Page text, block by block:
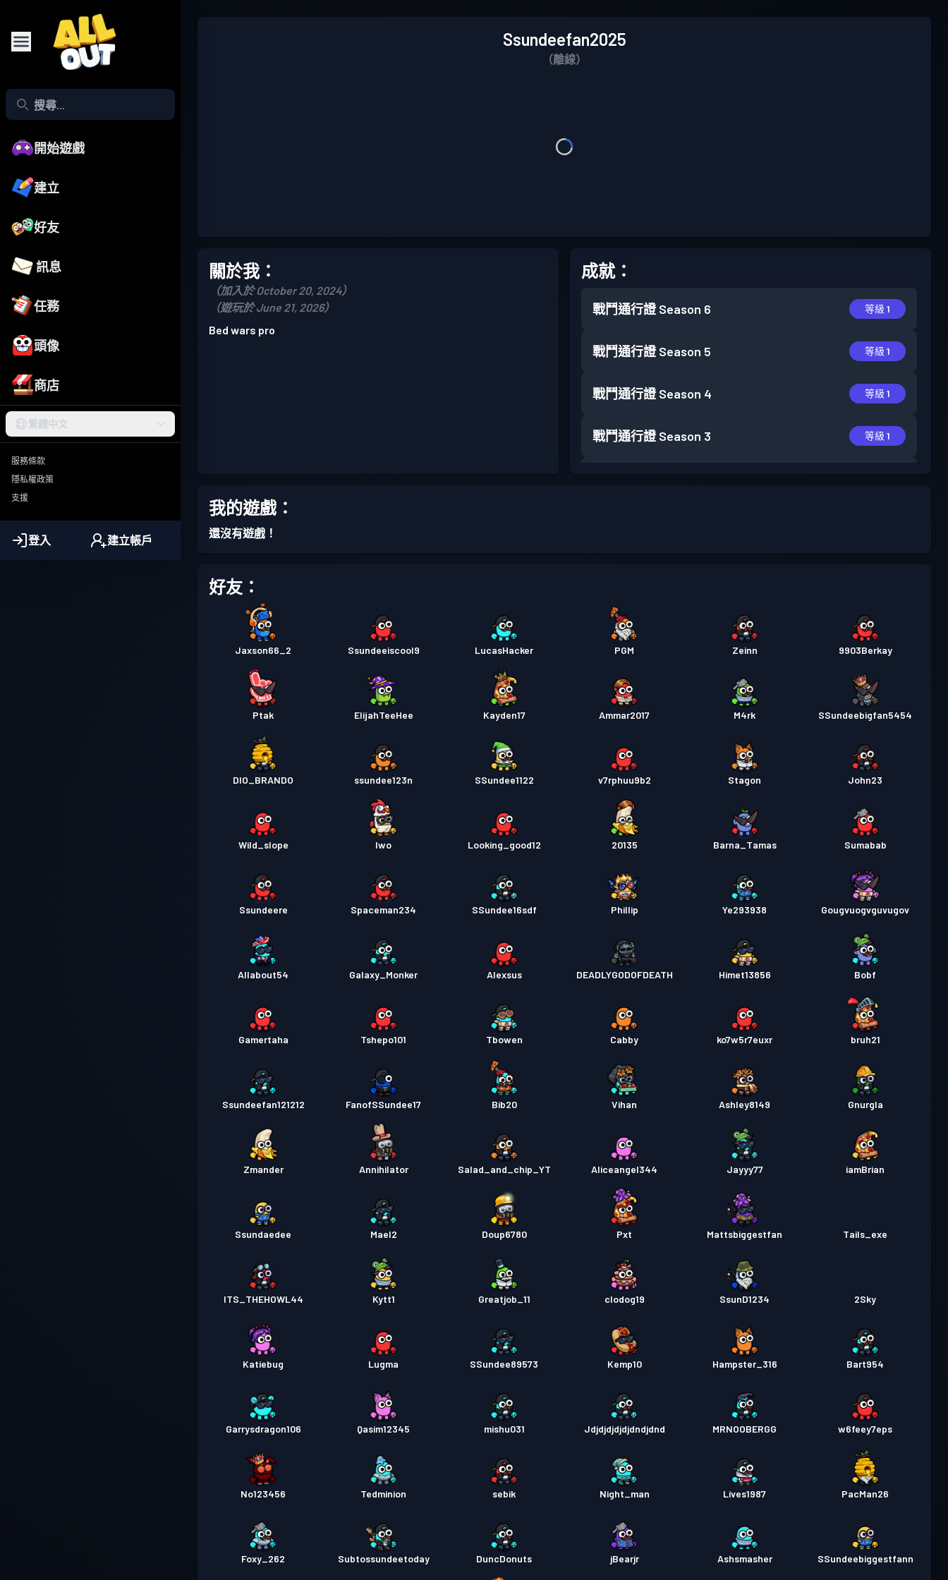
開始遊戲
建立
好友
訊息
任務
頭像
商店
繁體中文
服務條款
隱私權政策
支援
登入 建立帳戶
Ssundeefan2025
（離線）
關於我：
（加入於 October 20, 2024）
（遊玩於 June 21, 2026）
Bed wars pro
成就：
戰鬥通行證 Season 6 等級 1
戰鬥通行證 Season 5 等級 1
戰鬥通行證 Season 4 等級 1
戰鬥通行證 Season 3 等級 1
我的遊戲：
還沒有遊戲！
好友：
Jaxson66_2 Ssundeeiscool9 LucasHacker PGM Zeinn 9903Berkay
Ptak ElijahTeeHee Kayden17 Ammar2017 M4rk SSundeebigfan5454
DIO_BRANDO ssundee123n SSundee1122 v7rphuu9b2 Stagon John23
Wild_slope Iwo Looking_good12 20135 Barna_Tamas Sumabab
Ssundeere Spaceman234 SSundee16sdf Phillip Ye293938 Gougvuogvguvugov
Allabout54 Galaxy_Monker Alexsus DEADLYGODOFDEATH Himet13856 Bobf
Gamertaha Tshepo101 Tbowen Cabby ko7w5r7euxr bruh21
Ssundeefan121212 FanofSSundee17 Bib20 Vihan Ashley8149 Gnurgla
Zmander Annihilator Salad_and_chip_YT Aliceangel344 Jayyy77 iamBrian
Ssundaedee Mael2 Doup6780 Pxt Mattsbiggestfan Tails_exe
ITS_THEHOWL44 Kytt1 Greatjob_11 clodog19 SsunD1234 2Sky
Katiebug Lugma SSundee89573 Kemp10 Hampster_316 Bart954
Garrysdragon106 Qasim12345 mishu031 Jdjdjdjdjdjdndjdnd MRNOOBERGG w6feey7eps
No123456 Tedminion sebik Night_man Lives1987 PacMan26
Foxy_262 Subtossundeetoday DuncDonuts jBearjr Ashsmasher SSundeebiggestfann